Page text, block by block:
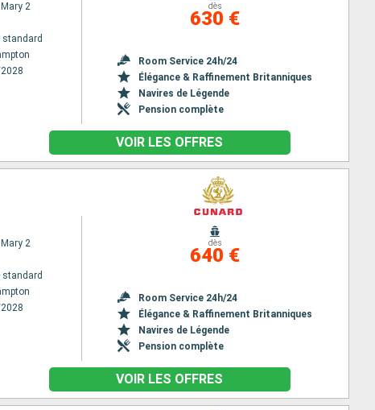
2
standard
dès
630 €
Room Service 24h/24
Élégance & Raffinement Britanniques
Navires de Légende
Pension complète
VOIR LES OFFRES
2
standard
dès
640 €
Room Service 24h/24
Élégance & Raffinement Britanniques
Navires de Légende
Pension complète
VOIR LES OFFRES